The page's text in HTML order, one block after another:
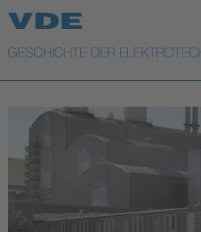
Top Themen
Weitere Themen